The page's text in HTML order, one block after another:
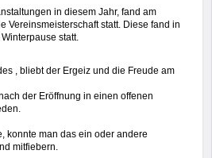
in diesem Jahr, fand am
Vereinsmeisterschaft statt. Diese fand in
statt.
, bliebt der Ergeiz und die Freude am
der Eröffnung in einen offenen
konnte man das ein oder andere
mitfiebern.